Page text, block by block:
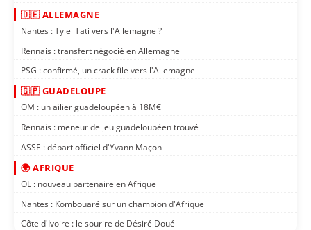
🇩🇪 ALLEMAGNE
Nantes : Tylel Tati vers l'Allemagne ?
Rennais : transfert négocié en Allemagne
PSG : confirmé, un crack file vers l'Allemagne
🇬🇵 GUADELOUPE
OM : un ailier guadeloupéen à 18M€
Rennais : meneur de jeu guadeloupéen trouvé
ASSE : départ officiel d'Yvann Maçon
🌍 AFRIQUE
OL : nouveau partenaire en Afrique
Nantes : Kombouaré sur un champion d'Afrique
Côte d'Ivoire : le sourire de Désiré Doué